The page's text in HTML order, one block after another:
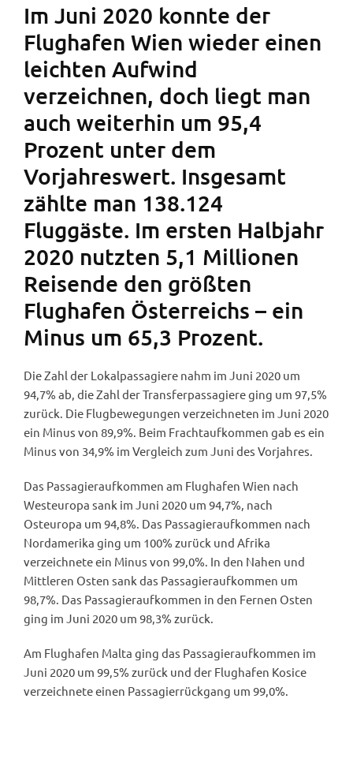
Im Juni 2020 konnte der
Flughafen Wien wieder einen
leichten Aufwind
verzeichnen, doch liegt man
auch weiterhin um 95,4
Prozent unter dem
Vorjahreswert. Insgesamt
zählte man 138.124
Fluggäste. Im ersten Halbjahr
2020 nutzten 5,1 Millionen
Reisende den größten
Flughafen Österreichs – ein
Minus um 65,3 Prozent.
Die Zahl der Lokalpassagiere nahm im Juni 2020 um
94,7% ab, die Zahl der Transferpassagiere ging um 97,5%
zurück. Die Flugbewegungen verzeichneten im Juni 2020
ein Minus von 89,9%. Beim Frachtaufkommen gab es ein
Minus von 34,9% im Vergleich zum Juni des Vorjahres.
Das Passagieraufkommen am Flughafen Wien nach
Westeuropa sank im Juni 2020 um 94,7%, nach
Osteuropa um 94,8%. Das Passagieraufkommen nach
Nordamerika ging um 100% zurück und Afrika
verzeichnete ein Minus von 99,0%. In den Nahen und
Mittleren Osten sank das Passagieraufkommen um
98,7%. Das Passagieraufkommen in den Fernen Osten
ging im Juni 2020 um 98,3% zurück.
Am Flughafen Malta ging das Passagieraufkommen im
Juni 2020 um 99,5% zurück und der Flughafen Kosice
verzeichnete einen Passagierrückgang um 99,0%.